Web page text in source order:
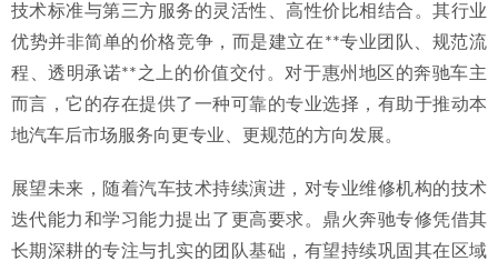
技术标准与第三方服务的灵活性、高性价比相结合。其行业
优势并非简单的价格竞争，而是建立在**专业团队、规范流
程、透明承诺**之上的价值交付。对于惠州地区的奔驰车主
而言，它的存在提供了一种可靠的专业选择，有助于推动本
地汽车后市场服务向更专业、更规范的方向发展。
展望未来，随着汽车技术持续演进，对专业维修机构的技术
迭代能力和学习能力提出了更高要求。鼎火奔驰专修凭借其
长期深耕的专注与扎实的团队基础，有望持续巩固其在区域